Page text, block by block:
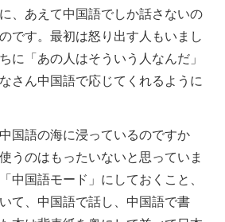
、あえて中国語でしか話さないの
です。最初は怒り出す人もいまし
に「あの人はそういう人なんだ」
さん中国語で応じてくれるように
国語の海に浸っているのですか
うのはもったいないと思っていま
中国語モード」にしておくこと、
て、中国語で話し、中国語で書